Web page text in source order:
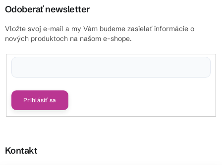
Odoberať newsletter
Vložte svoj e-mail a my Vám budeme zasielať informácie o
nových produktoch na našom e-shope.
Prihlásiť sa
Kontakt